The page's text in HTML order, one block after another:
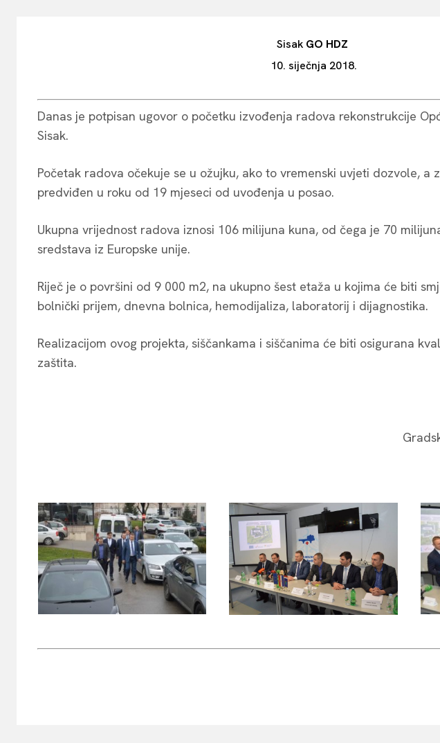
Sisak GO HDZ
10. siječnja 2018.
Danas je potpisan ugovor o početku izvođenja radova rekonstrukcije
Sisak.
Početak radova očekuje se u ožujku, ako to vremenski uvjeti dozvole, a
predviđen u roku od 19 mjeseci od uvođenja u posao.
Ukupna vrijednost radova iznosi 106 milijuna kuna, od čega je 70
sredstava iz Europske unije.
Riječ je o površini od 9 000 m2, na ukupno šest etaža u kojima će biti
bolnički prijem, dnevna bolnica, hemodijaliza, laboratorij i dijagnostika.
Realizacijom ovog projekta, siščankama i siščanima će biti osigurana
zaštita.